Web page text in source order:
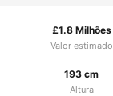
£1.8 Milhões
Valor estimado
193 cm
Altura